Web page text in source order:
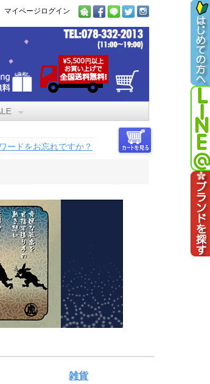
マイページログイン
ードをお忘れですか？
雑貨